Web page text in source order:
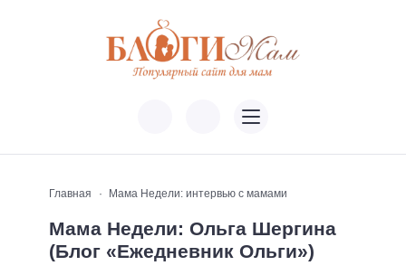
Главная Мама Недели: интервью с мамами
Мама Недели: Ольга Шергина
(Блог «Ежедневник Ольги»)